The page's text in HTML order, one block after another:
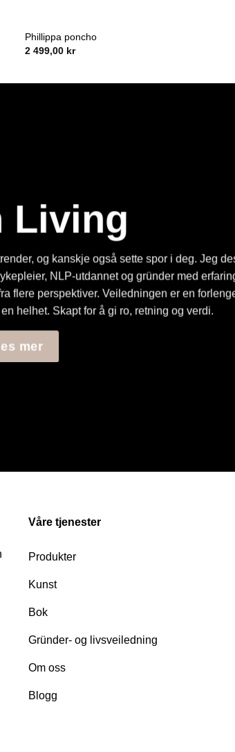
Phillippa poncho
2 499,00 kr
Living
og kanskje også sette spor i deg. Jeg
NLP-utdannet og gründer med
flere perspektiver. Veiledningen er en
helhet. Skapt for å gi ro, retning og verdi.
mer
Våre tjenester
Produkter
Kunst
Bok
Gründer- og livsveiledning
Om oss
Blogg